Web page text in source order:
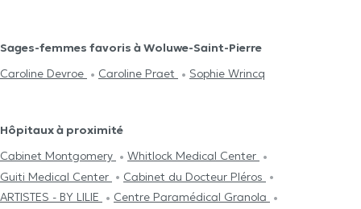
Sages-femmes favoris à Woluwe-Saint-Pierre
Caroline Devroe
Caroline Praet Sophie Wrincq
Hôpitaux à proximité
Cabinet Montgomery
Whitlock Medical Center
Guiti Medical Center
Cabinet du Docteur Pléros
ARTISTES - BY LILIE
Centre Paramédical Granola